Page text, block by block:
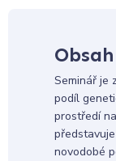
Seminář je
podíl
prostředí
novodobé